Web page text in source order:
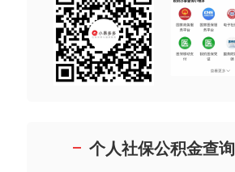
个人社保公积金查询